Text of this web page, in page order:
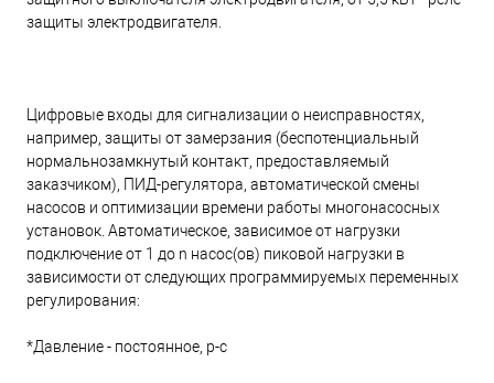
защиты электродвигателя.
Цифровые входы для сигнализации о неисправностях,
например, защиты от замерзания (беспотенциальный
нормальнозамкнутый контакт, предоставляемый
заказчиком), ПИД-регулятора, автоматической смены
насосов и оптимизации времени работы многонасосных
установок. Автоматическое, зависимое от нагрузки
подключение от 1 до n насос(ов) пиковой нагрузки в
зависимости от следующих программируемых переменных
регулирования:
*Давление - постоянное, p-c